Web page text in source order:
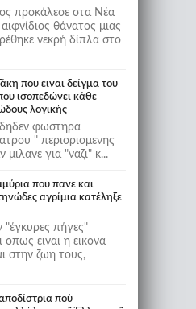
προκάλεσε στα Νέα
θάνατος μιας
νεκρή δίπλα στο
που ειναι δείγμα του
ισοπεδώνει κάθε
λογικής
φωστηρα
" περιορισμενης
για "ναζι" κ...
που πανε και
αγρίμια κατέληξε
"έγκυρες πήγες"
ειναι η εικονα
στην ζωη τους,
ποὺ